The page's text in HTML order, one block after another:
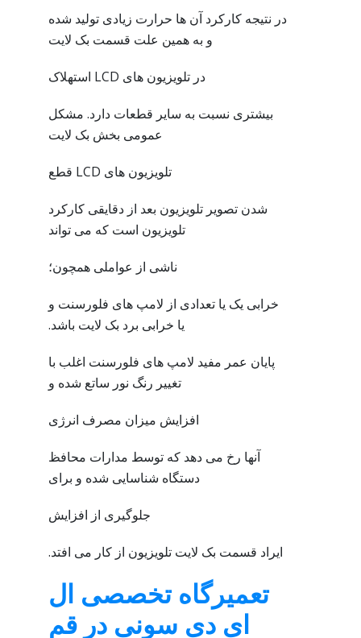
در نتیجه کارکرد آن ها حرارت زیادی تولید شده
و به همین علت قسمت بک لایت
در تلویزیون های LCD استهلاک
بیشتری نسبت به سایر قطعات دارد. مشکل
عمومی بخش بک لایت
تلویزیون های LCD قطع
شدن تصویر تلویزیون بعد از دقایقی کارکرد
تلویزیون است که می تواند
ناشی از عواملی همچون؛
خرابی یک یا تعدادی از لامپ های فلورسنت و
یا خرابی برد بک لایت باشد.
پایان عمر مفید لامپ های فلورسنت اغلب با
تغییر رنگ نور ساتع شده و
افزایش میزان مصرف انرژی
آنها رخ می دهد که توسط مدارات محافظ
دستگاه شناسایی شده و برای
جلوگیری از افزایش
ایراد قسمت بک لایت تلویزیون از کار می افتد.
تعمیرگاه تخصصی ال
ای دی سونی در قم